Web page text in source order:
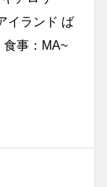
イランド ば
食事：MA~